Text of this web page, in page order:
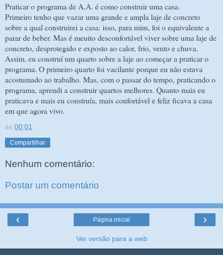
Praticar o programa de A.A. é como construir uma casa.
Primeiro tenho que vazar uma grande e ampla laje de concreto
sobre a qual construirei a casa: isso, para mim, foi o equivalente a
parar de beber. Mas é meuito desconfortável viver sobre uma laje de
concreto, desprotegido e exposto ao calor, frio, vento e chuva.
Assim, eu construí um quarto sobre a laje ao começar a praticar o
programa. O primeiro quarto foi vacilante porque eu não estava
acostumado ao trabalho. Mas, com o passar do tempo, praticando o
programa, aprendi a construir quartos melhores. Quanto mais eu
praticava e mais eu construía, mais confortável e feliz ficava a casa
em que agora vivo.
às 00:01
Compartilhar
Nenhum comentário:
Postar um comentário
‹ ›
Página inicial
Ver versão para a web